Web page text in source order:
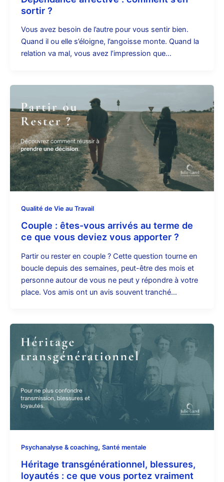
sortir ?
Vous avez besoin de l’autre pour vous sentir bien.
Quand il ou elle s’éloigne, l’angoisse monte. Quand la
relation va mal, vous avez l’impression que…
Qualité de Vie au Travail
Couple : êtes-vous arrivés au terme de
ce que vous deviez vous apporter ?
Partir ou rester en couple ? Cette question tourne en
boucle depuis des semaines, peut-être des mois et
personne autour de vous ne peut y répondre à votre
place. Vos amis ont un avis souvent tranché…
Psychanalyse & coaching, Santé mentale
Héritage transgénérationnel, blessures,
loyautés : ce que vous portez vraiment